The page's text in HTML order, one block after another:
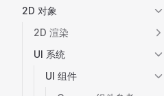
2D 对象
2D 渲染
UI 系统
UI 组件